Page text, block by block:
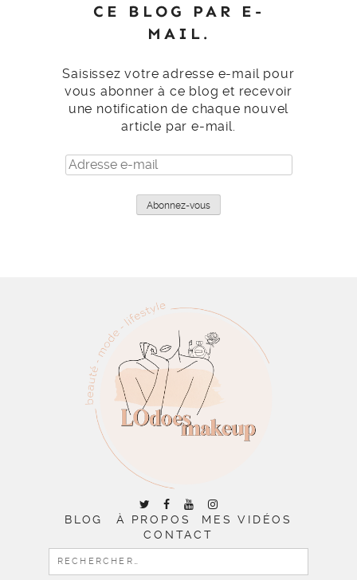
CE BLOG PAR E-
MAIL.
Saisissez votre adresse e-mail pour
vous abonner à ce blog et recevoir
une notification de chaque nouvel
article par e-mail.
Adresse
e-
Abonnez-vous
BLOG À PROPOS
MES VIDÉOS
CONTACT
RECHERCHER :